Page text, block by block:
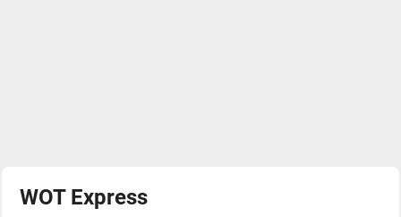
WOT Express